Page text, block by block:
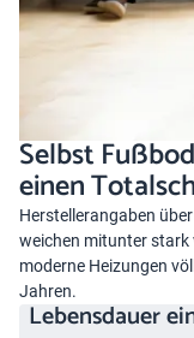
Selbst
einen
Herstellerangaben
weichen mitunter stark
moderne Heizungen
Jahren.
Lebensdauer